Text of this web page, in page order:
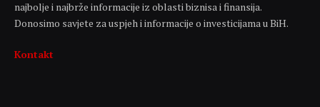
najbolje i najbrže informacije iz oblasti biznisa i finansija.
Donosimo savjete za uspjeh i informacije o investicijama u BiH.
Kontakt